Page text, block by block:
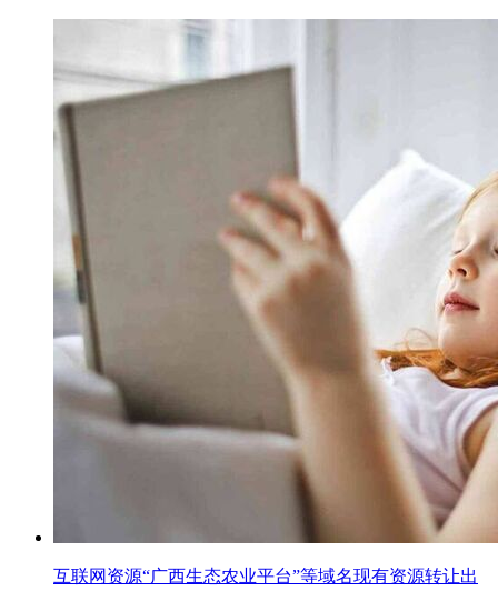
互联网资源“广西生态农业平台”等域名现有资源转让出